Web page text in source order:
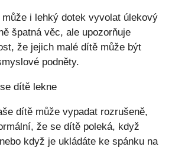
i lehký dotek vyvolat úlekový
špatná věc, ale upozorňuje
že jejich malé dítě může být
podněty.
dítě lekne
dítě může vypadat rozrušeně,
že se dítě poleká, když
když je ukládáte ke spánku na